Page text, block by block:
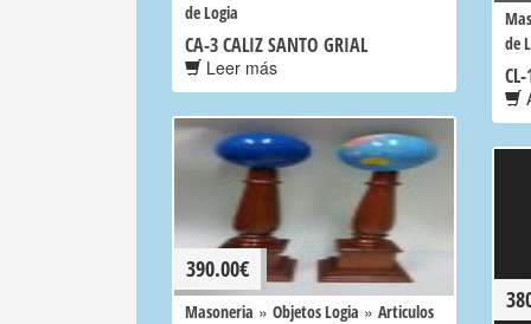
de Logia
CA-3 CALIZ SANTO GRIAL
Leer más
de
390.00€
Masoneria » Objetos Logia » Articulos